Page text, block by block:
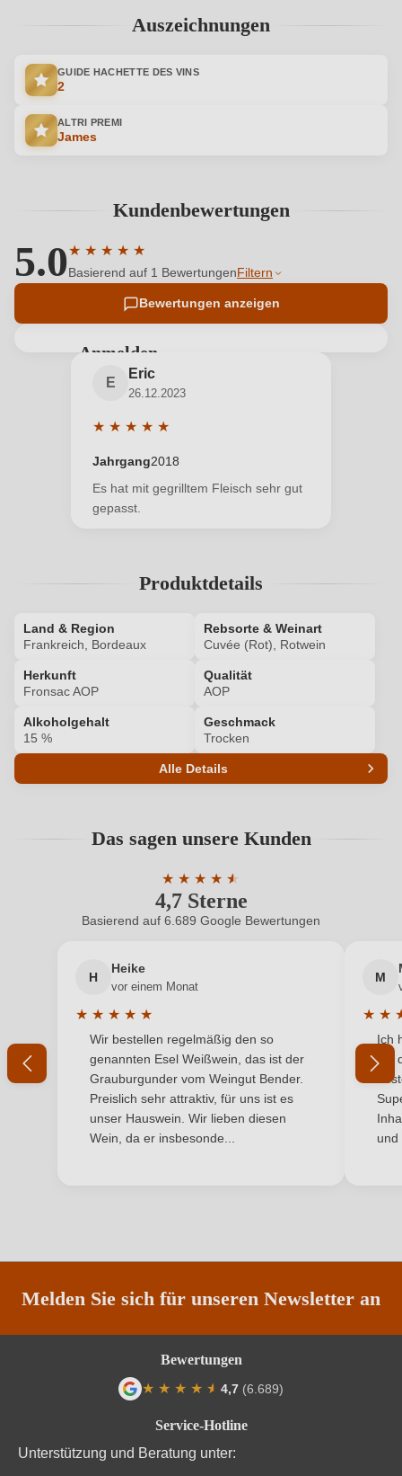
Auszeichnungen
GUIDE HACHETTE DES VINS
2
ALTRI PREMI
James
Kundenbewertungen
5.0★ ★ ★ ★ ★
Durchschnittliche Bewertung von 5 von 5 Sternen
Basierend auf 1 BewertungenFiltern
Bewertungen anzeigen
Anmelden
Bewertungen können nur von angemeldeten
Benutzern abgegeben werden. Bitte loggen Sie sich
Ich habe mein Passwort vergessen
E
Eric
26.12.2023
★ ★ ★ ★ ★
Jahrgang2018
Es hat mit gegrilltem Fleisch sehr gut
gepasst.
Produktdetails
Land & Region
Frankreich, Bordeaux
Rebsorte & Weinart
Cuvée (Rot), Rotwein
Herkunft
Fronsac AOP
Qualität
AOP
Alkoholgehalt
15 %
Geschmack
Trocken
Alle Details
Alkoholgehalt in %
Auszeichnungen
Cuvée-Rebsorten Merlot, Cabernet Franc, Cabernet Sauvignon
Geographische Angabe Fronsac AOP
Trocken
10 ans
Das sagen unsere Kunden
4,7 Sterne
★ ★ ★ ★ ★
★
Durchschnittliche Bewertung von 4.7
Basierend auf 6.689 Google Bewertungen
H
Heike
vor einem Monat
★ ★ ★ ★ ★
Durchschnittliche Bewertung von 5 von 5 Sternen
Wir bestellen regelmäßig den so
genannten Esel Weißwein, das ist der
Grauburgunder vom Weingut Bender.
Preislich sehr attraktiv, für uns ist es
unser Hauswein. Wir lieben diesen
Wein, da er insbesonde...
M
★ ★
Ich
mit
und
Melden Sie sich für unseren Newsletter an
Service-Hotline
Unterstützung und Beratung unter:
Bewertungen
★ ★ ★ ★ ★
★ 4,7 (6.689)